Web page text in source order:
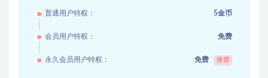
普通用户特权： 5金币
会员用户特权： 免费
永久会员用户特权： 免费 推荐